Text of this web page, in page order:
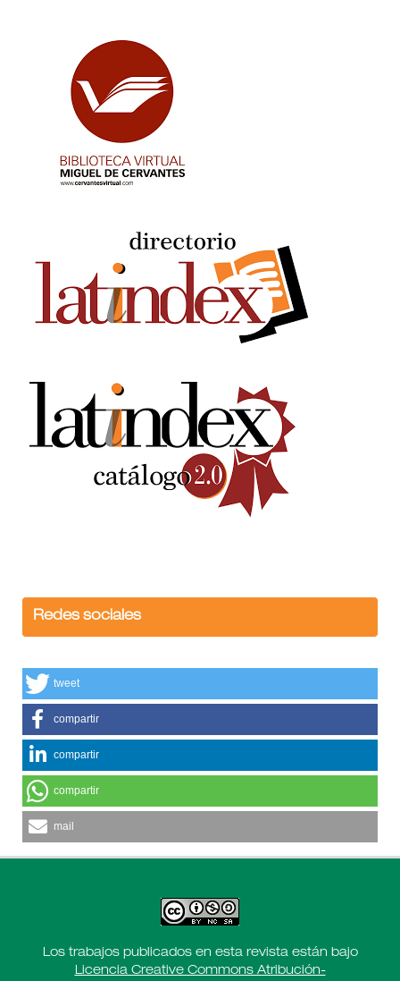
Redes sociales
tweet
compartir
compartir
compartir
mail
Los trabajos publicados en esta revista están bajo
Licencia Creative Commons Atribución-